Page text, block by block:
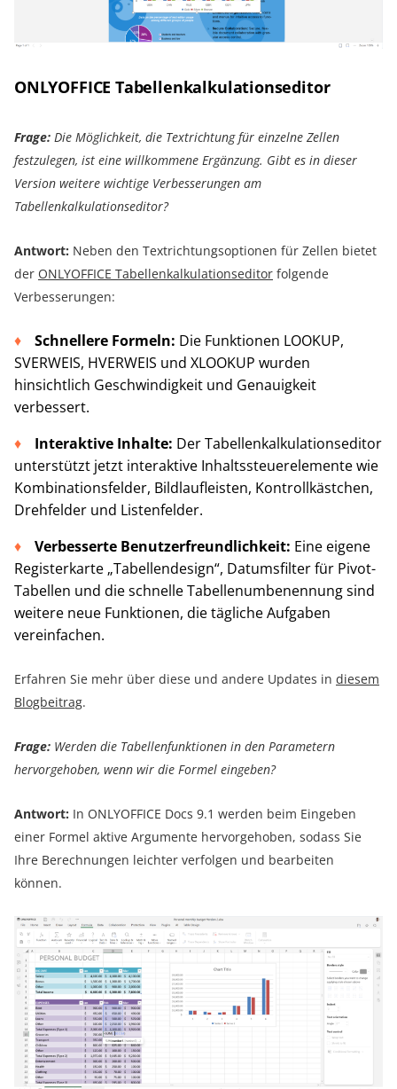
ONLYOFFICE Tabellenkalkulationseditor
Frage: Die Möglichkeit, die Textrichtung für einzelne Zellen
festzulegen, ist eine willkommene Ergänzung. Gibt es in dieser
Version weitere wichtige Verbesserungen am
Tabellenkalkulationseditor?
Antwort: Neben den Textrichtungsoptionen für Zellen bietet
der ONLYOFFICE Tabellenkalkulationseditor folgende
Verbesserungen:
Schnellere Formeln: Die Funktionen LOOKUP,
SVERWEIS, HVERWEIS und XLOOKUP wurden
hinsichtlich Geschwindigkeit und Genauigkeit
verbessert.
Interaktive Inhalte: Der Tabellenkalkulationseditor
unterstützt jetzt interaktive Inhaltssteuerelemente wie
Kombinationsfelder, Bildlaufleisten, Kontrollkästchen,
Drehfelder und Listenfelder.
Verbesserte Benutzerfreundlichkeit: Eine eigene
Registerkarte „Tabellendesign“, Datumsfilter für Pivot-
Tabellen und die schnelle Tabellenumbenennung sind
weitere neue Funktionen, die tägliche Aufgaben
vereinfachen.
Erfahren Sie mehr über diese und andere Updates in diesem
Blogbeitrag.
Frage: Werden die Tabellenfunktionen in den Parametern
hervorgehoben, wenn wir die Formel eingeben?
Antwort: In ONLYOFFICE Docs 9.1 werden beim Eingeben
einer Formel aktive Argumente hervorgehoben, sodass Sie
Ihre Berechnungen leichter verfolgen und bearbeiten
können.